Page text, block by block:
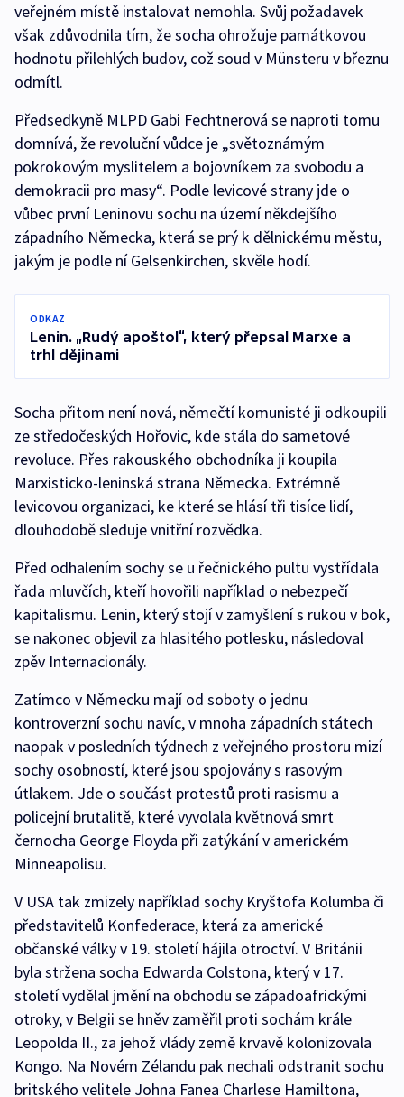
veřejném místě instalovat nemohla. Svůj požadavek
však zdůvodnila tím, že socha ohrožuje památkovou
hodnotu přilehlých budov, což soud v Münsteru v březnu
odmítl.
Předsedkyně MLPD Gabi Fechtnerová se naproti tomu
domnívá, že revoluční vůdce je „světoznámým
pokrokovým myslitelem a bojovníkem za svobodu a
demokracii pro masy“. Podle levicové strany jde o
vůbec první Leninovu sochu na území někdejšího
západního Německa, která se prý k dělnickému městu,
jakým je podle ní Gelsenkirchen, skvěle hodí.
ODKAZ
Lenin. „Rudý apoštol“, který přepsal Marxe a
trhl dějinami
Socha přitom není nová, němečtí komunisté ji odkoupili
ze středočeských Hořovic, kde stála do sametové
revoluce. Přes rakouského obchodníka ji koupila
Marxisticko-leninská strana Německa. Extrémně
levicovou organizaci, ke které se hlásí tři tisíce lidí,
dlouhodobě sleduje vnitřní rozvědka.
Před odhalením sochy se u řečnického pultu vystřídala
řada mluvčích, kteří hovořili například o nebezpečí
kapitalismu. Lenin, který stojí v zamyšlení s rukou v bok,
se nakonec objevil za hlasitého potlesku, následoval
zpěv Internacionály.
Zatímco v Německu mají od soboty o jednu
kontroverzní sochu navíc, v mnoha západních státech
naopak v posledních týdnech z veřejného prostoru mizí
sochy osobností, které jsou spojovány s rasovým
útlakem. Jde o součást protestů proti rasismu a
policejní brutalitě, které vyvolala květnová smrt
černocha George Floyda při zatýkání v americkém
Minneapolisu.
V USA tak zmizely například sochy Kryštofa Kolumba či
představitelů Konfederace, která za americké
občanské války v 19. století hájila otroctví. V Británii
byla stržena socha Edwarda Colstona, který v 17.
století vydělal jmění na obchodu se západoafrickými
otroky, v Belgii se hněv zaměřil proti sochám krále
Leopolda II., za jehož vlády země krvavě kolonizovala
Kongo. Na Novém Zélandu pak nechali odstranit sochu
britského velitele Johna Fanea Charlese Hamiltona,